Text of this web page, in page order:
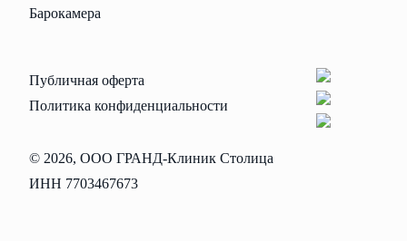
Барокамера
Публичная оферта
Политика конфиденциальности
© 2026, ООО ГРАНД-Клиник Столица
ИНН 7703467673